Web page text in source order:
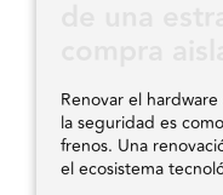
Renovar el
la seguridad es
frenos. Una
el ecosistema